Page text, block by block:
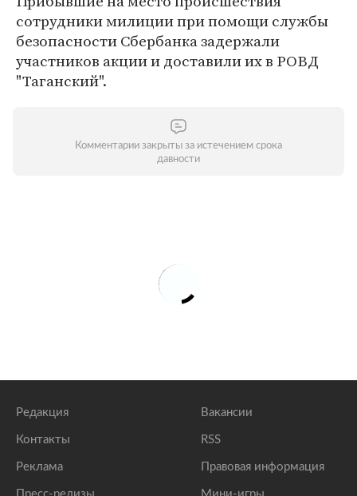
сотрудники милиции при помощи службы
безопасности Сбербанка задержали
участников акции и доставили их в РОВД
"Таганский".
Комментарии закрыты за истечением срока
давности
Редакция
Контакты
Реклама
Вакансии
RSS
Правовая информация